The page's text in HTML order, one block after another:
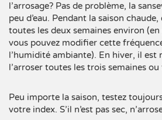
l’arrosage? Pas de problème, la
peu d’eau. Pendant la saison chaude,
toutes les deux semaines environ (en
vous pouvez modifier cette
l’humidité ambiante). En hiver, il est
l’arroser toutes les trois semaines
Peu importe la saison, testez
votre index. S’il n’est pas sec,